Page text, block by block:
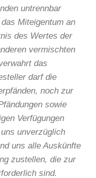
untrennbar
Miteigentum an
des Wertes der
vermischten
das
darf die
noch zur
sowie
Verfügungen
unverzüglich
uns alle Auskünfte
zustellen, die zur
sind.